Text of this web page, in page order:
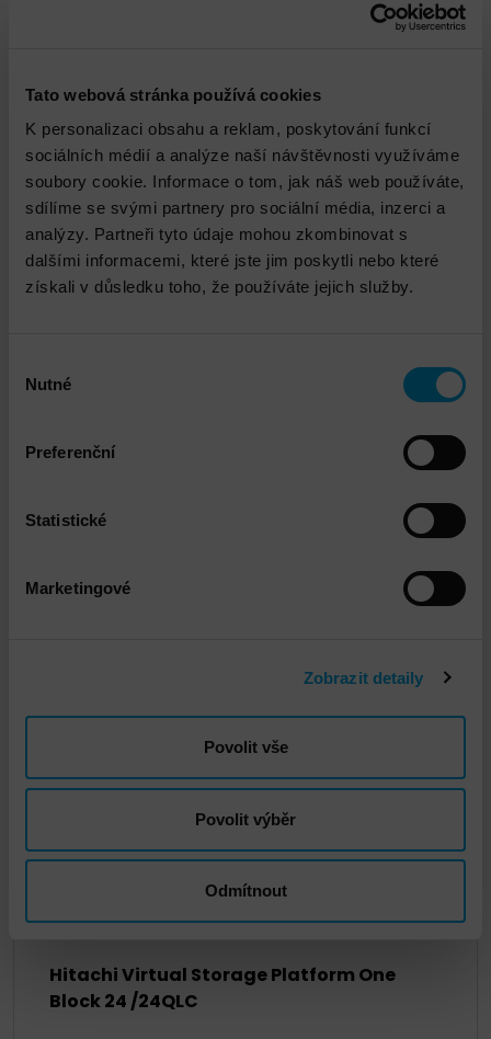
Tato webová stránka používá cookies
K personalizaci obsahu a reklam, poskytování funkcí
sociálních médií a analýze naší návštěvnosti využíváme
soubory cookie. Informace o tom, jak náš web používáte,
sdílíme se svými partnery pro sociální média, inzerci a
analýzy. Partneři tyto údaje mohou zkombinovat s
dalšími informacemi, které jste jim poskytli nebo které
získali v důsledku toho, že používáte jejich služby.
souhlasu
Nutné
Preferenční
Statistické
Marketingové
Zobrazit detaily
Povolit vše
Povolit výběr
Odmítnout
Hitachi Virtual Storage Platform (VSP)
DETAIL
Hitachi Virtual Storage Platform (VSP)
E790H
Hitachi Virtual Storage Platform One
Block 24 /24QLC